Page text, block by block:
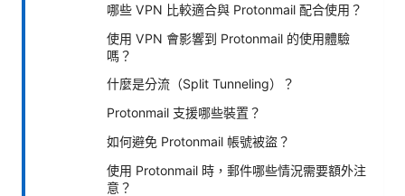
哪些 VPN 比較適合與 Protonmail 配合使用？
使用 VPN 會影響到 Protonmail 的使用體驗
嗎？
什麼是分流（Split Tunneling）？
Protonmail 支援哪些裝置？
如何避免 Protonmail 帳號被盜？
使用 Protonmail 時，郵件哪些情況需要額外注
意？